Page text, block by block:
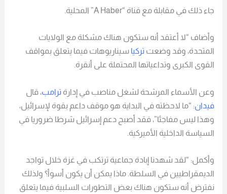
جاء ذلك في مقابلة مع قناة “A Haber” المحلية.
وأضاف “لا أعتقد أنه ستكون هناك مشكلة مع الولايات
المتحدة، وقد وضعت تركيا سيناريوهات فيما يتعلق بمواقف
القوى الكبرى وتداعياتها المحتملة على أنقرة.
وعن الأسماء المرشحة لشغل مناصب في إدارة ترامب، قال
فيدان: “ما لاحظته في البداية هو موقف داعم بقوة لإسرائيل،
وهذا ليس مفاجئا”، فقد أصبح دعم إسرائيل شرطا ضروريا في
السياسة الداخلية الأميركية.
وأكمل: “لقد شهدنا إبادة جماعية ترتكب في غزة خلال تواجد
الديمقراطيين في السلطة. ماذا يمكن أن يكون أسوأ؟ ولذلك
نفترض أنه ستكون هناك بعض التطورات السلبية فيما يتعلق